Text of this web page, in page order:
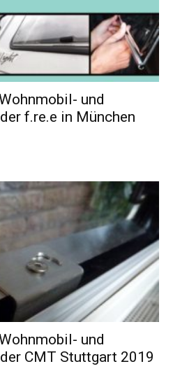
Reiseempfehlungen.
und
f.re.e in München
und
CMT Stuttgart 2019